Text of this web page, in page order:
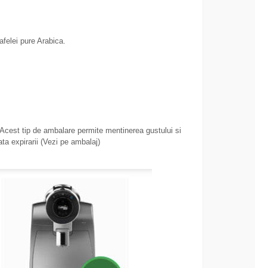
pure Arabica.
tip de ambalare permite mentinerea gustului si
expirarii (Vezi pe ambalaj)